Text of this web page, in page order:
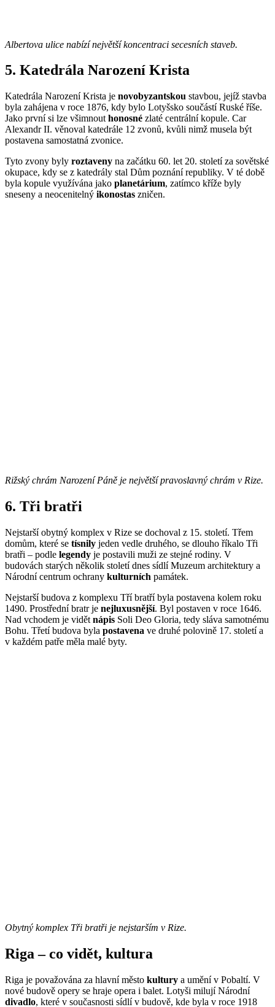
Albertova ulice nabízí největší koncentraci secesních staveb.
5. Katedrála Narození Krista
Katedrála Narození Krista je novobyzantskou stavbou, jejíž stavba
byla zahájena v roce 1876, kdy bylo Lotyšsko součástí Ruské říše.
Jako první si lze všimnout honosné zlaté centrální kopule. Car
Alexandr II. věnoval katedrále 12 zvonů, kvůli nimž musela být
postavena samostatná zvonice.
Tyto zvony byly roztaveny na začátku 60. let 20. století za sovětské
okupace, kdy se z katedrály stal Dům poznání republiky. V té době
byla kopule využívána jako planetárium, zatímco kříže byly
sneseny a neocenitelný ikonostas zničen.
Rižský chrám Narození Páně je největší pravoslavný chrám v Rize.
6. Tři bratři
Nejstarší obytný komplex v Rize se dochoval z 15. století. Třem
domům, které se tísnily jeden vedle druhého, se dlouho říkalo Tři
bratři – podle legendy je postavili muži ze stejné rodiny. V
budovách starých několik století dnes sídlí Muzeum architektury a
Národní centrum ochrany kulturních památek.
Nejstarší budova z komplexu Tří bratří byla postavena kolem roku
1490. Prostřední bratr je nejluxusnější. Byl postaven v roce 1646.
Nad vchodem je vidět nápis Soli Deo Gloria, tedy sláva samotnému
Bohu. Třetí budova byla postavena ve druhé polovině 17. století a
v každém patře měla malé byty.
Obytný komplex Tři bratři je nejstarším v Rize.
Riga – co vidět, kultura
Riga je považována za hlavní město kultury a umění v Pobaltí. V
nové budově opery se hraje opera i balet. Lotyši milují Národní
divadlo, které v současnosti sídlí v budově, kde byla v roce 1918